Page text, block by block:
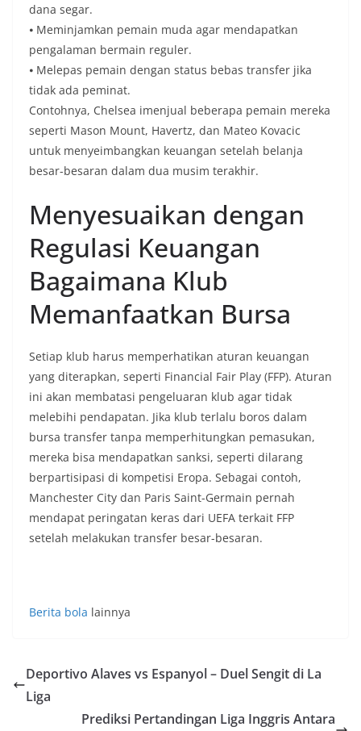
dana segar.
⦁ Meminjamkan pemain muda agar mendapatkan
pengalaman bermain reguler.
⦁ Melepas pemain dengan status bebas transfer jika
tidak ada peminat.
Contohnya, Chelsea imenjual beberapa pemain mereka
seperti Mason Mount, Havertz, dan Mateo Kovacic
untuk menyeimbangkan keuangan setelah belanja
besar-besaran dalam dua musim terakhir.
Menyesuaikan dengan
Regulasi Keuangan
Bagaimana Klub
Memanfaatkan Bursa
Setiap klub harus memperhatikan aturan keuangan
yang diterapkan, seperti Financial Fair Play (FFP). Aturan
ini akan membatasi pengeluaran klub agar tidak
melebihi pendapatan. Jika klub terlalu boros dalam
bursa transfer tanpa memperhitungkan pemasukan,
mereka bisa mendapatkan sanksi, seperti dilarang
berpartisipasi di kompetisi Eropa. Sebagai contoh,
Manchester City dan Paris Saint-Germain pernah
mendapat peringatan keras dari UEFA terkait FFP
setelah melakukan transfer besar-besaran.
Berita bola lainnya
Deportivo Alaves vs Espanyol – Duel Sengit di La
Liga
Prediksi Pertandingan Liga Inggris Antara